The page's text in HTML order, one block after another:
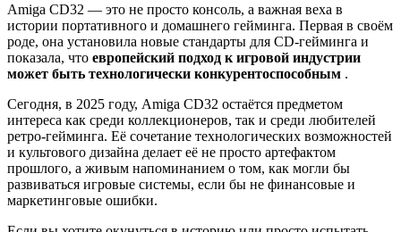
Amiga CD32 — это не просто консоль, а важная веха в
истории портативного и домашнего гейминга. Первая в своём
роде, она установила новые стандарты для CD-гейминга и
показала, что европейский подход к игровой индустрии
может быть технологически конкурентоспособным .
Сегодня, в 2025 году, Amiga CD32 остаётся предметом
интереса как среди коллекционеров, так и среди любителей
ретро-гейминга. Её сочетание технологических возможностей
и культового дизайна делает её не просто артефактом
прошлого, а живым напоминанием о том, как могли бы
развиваться игровые системы, если бы не финансовые и
маркетинговые ошибки.